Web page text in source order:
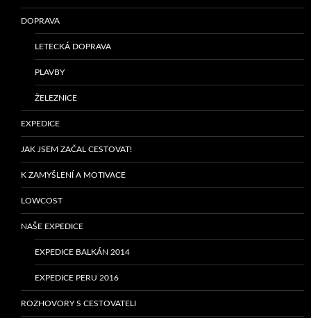
DOPRAVA
LETECKÁ DOPRAVA
PLAVBY
ŽELEZNICE
EXPEDICE
JAK JSEM ZAČAL CESTOVAT!
K ZAMYŠLENÍ A MOTIVACE
LOWCOST
NAŠE EXPEDICE
EXPEDICE BALKÁN 2014
EXPEDICE PERU 2016
ROZHOVORY S CESTOVATELI